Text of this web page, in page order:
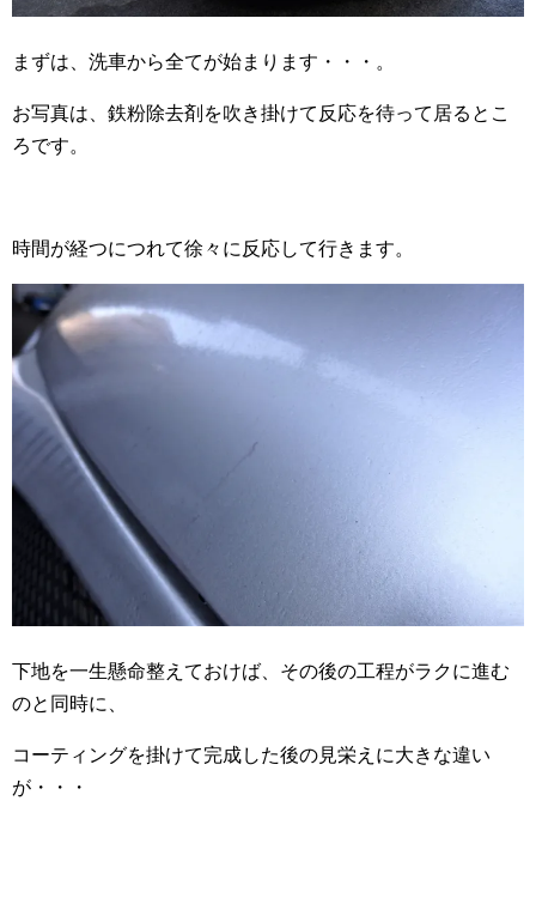
まずは、洗車から全てが始まります・・・。
お写真は、鉄粉除去剤を吹き掛けて反応を待って居るとこ
ろです。
時間が経つにつれて徐々に反応して行きます。
下地を一生懸命整えておけば、その後の工程がラクに進む
のと同時に、
コーティングを掛けて完成した後の見栄えに大きな違い
が・・・